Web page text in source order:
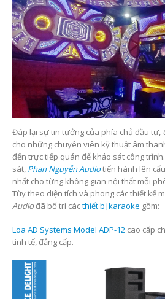
Đáp lại sự tin tưởng của phía chủ đầu tư,
cho những chuyên viên kỹ thuật âm
đến trực tiếp quán để khảo sát công
sát, Phan Nguyễn Audiotiến hành lên
nhất cho từng không gian nội thất mỗi
Tùy theo diện tích và phong các thiết kế
Audiođã bố trí cácthiết bị karaoke gồm:
Loa AD Systems Model ADP-12 cao cấp
tinh tế, đẳng cấp.